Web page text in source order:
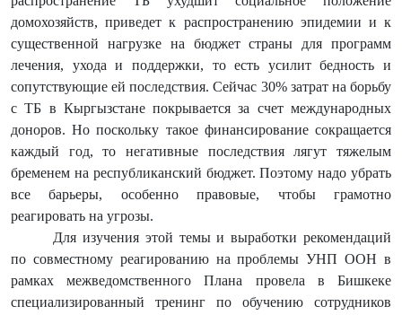
домохозяйств, приведет к распространению эпидемии и к
существенной нагрузке на бюджет страны для программ
лечения, ухода и поддержки, то есть усилит бедность и
сопутствующие ей последствия. Сейчас 30% затрат на борьбу
с ТБ в Кыргызстане покрывается за счет международных
доноров. Но поскольку такое финансирование сокращается
каждый год, то негативные последствия лягут тяжелым
бременем на республиканский бюджет. Поэтому надо убрать
все барьеры, особенно правовые, чтобы грамотно
реагировать на угрозы.
Для изучения этой темы и выработки рекомендаций
по совместному реагированию на проблемы УНП ООН в
рамках межведомственного Плана провела в Бишкеке
специализированный тренинг по обучению сотрудников